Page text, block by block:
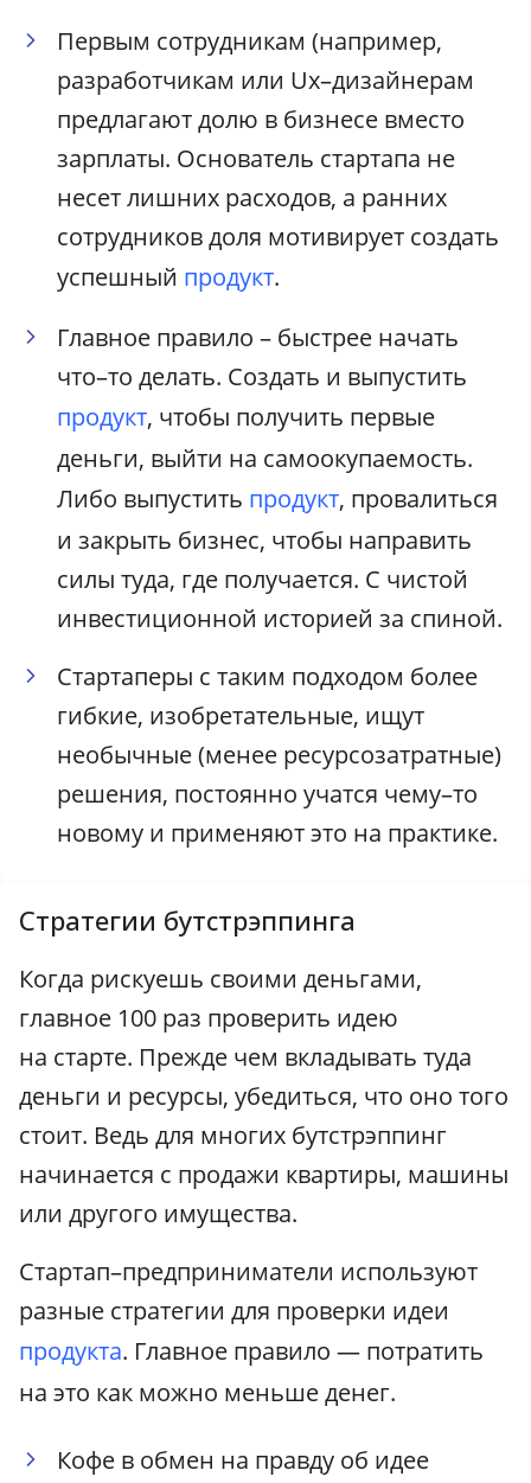
Первым сотрудникам (например,
разработчикам или Ux–дизайнерам
предлагают долю в бизнесе вместо
зарплаты. Основатель стартапа не
несет лишних расходов, а ранних
сотрудников доля мотивирует создать
успешный продукт.
Главное правило – быстрее начать
что–то делать. Создать и выпустить
продукт, чтобы получить первые
деньги, выйти на самоокупаемость.
Либо выпустить продукт, провалиться
и закрыть бизнес, чтобы направить
силы туда, где получается. С чистой
инвестиционной историей за спиной.
Стартаперы с таким подходом более
гибкие, изобретательные, ищут
необычные (менее ресурсозатратные)
решения, постоянно учатся чему–то
новому и применяют это на практике.
Стратегии бутстрэппинга
Когда рискуешь своими деньгами,
главное 100 раз проверить идею
на старте. Прежде чем вкладывать туда
деньги и ресурсы, убедиться, что оно того
стоит. Ведь для многих бутстрэппинг
начинается с продажи квартиры, машины
или другого имущества.
Стартап–предприниматели используют
разные стратегии для проверки идеи
продукта. Главное правило — потратить
на это как можно меньше денег.
Кофе в обмен на правду об идее